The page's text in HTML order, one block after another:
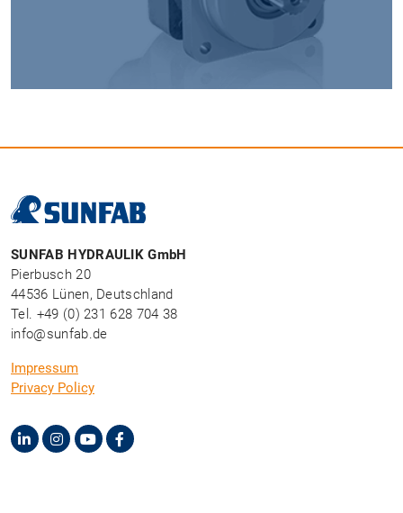
SUNFAB HYDRAULIK GmbH
Pierbusch 20
44536 Lünen, Deutschland
Tel. +49 (0) 231 628 704 38
info@sunfab.de
Impressum
Privacy Policy